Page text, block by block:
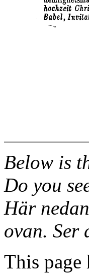
Below is
Do you
Här
ovan. Ser
This page